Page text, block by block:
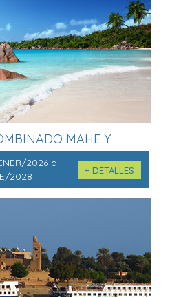
MAHE Y
2026 a
2028
+ DETALLES